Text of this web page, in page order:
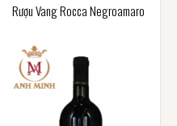
Rượu Vang Rocca Negroamaro